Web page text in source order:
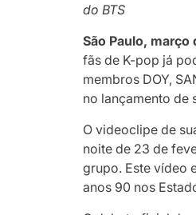
do BTS
São Paulo, março
fãs de K-pop já
membros DOY,
no lançamento de
O videoclipe de
noite de 23 de
grupo. Este vídeo
anos 90 nos